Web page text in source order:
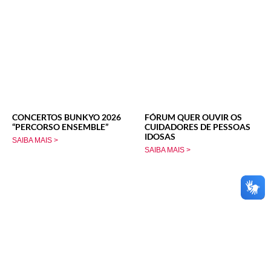
CONCERTOS BUNKYO 2026
“PERCORSO ENSEMBLE”
SAIBA MAIS >
FÓRUM QUER OUVIR OS
CUIDADORES DE PESSOAS
IDOSAS
SAIBA MAIS >